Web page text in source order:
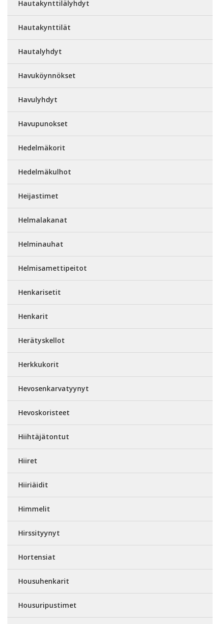
Hautakynttilälyhdyt
Hautakynttilät
Hautalyhdyt
Havuköynnökset
Havulyhdyt
Havupunokset
Hedelmäkorit
Hedelmäkulhot
Heijastimet
Helmalakanat
Helminauhat
Helmisamettipeitot
Henkarisetit
Henkarit
Herätyskellot
Herkkukorit
Hevosenkarvatyynyt
Hevoskoristeet
Hiihtäjätontut
Hiiret
Hiiriäidit
Himmelit
Hirssityynyt
Hortensiat
Housuhenkarit
Housuripustimet